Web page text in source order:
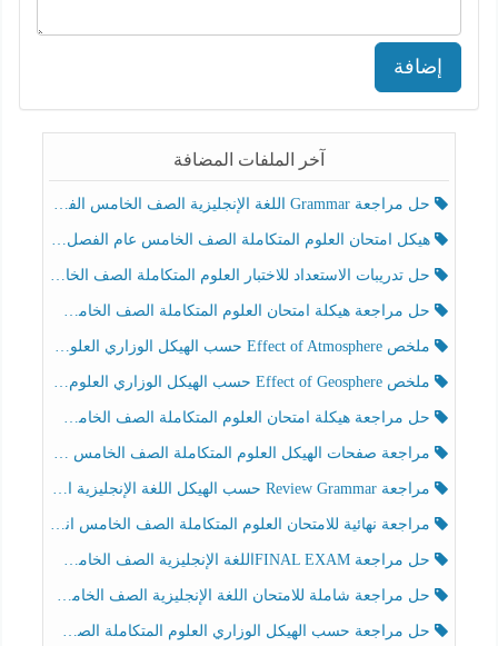
إضافة
آخر الملفات المضافة
حل مراجعة Grammar اللغة الإنجليزية الصف الخامس الفصل الثالث
هيكل امتحان العلوم المتكاملة الصف الخامس عام الفصل الدراسي الثالث 2025-2026
حل تدريبات الاستعداد للاختبار العلوم المتكاملة الصف الخامس عام الفصل الثالث
حل مراجعة هيكلة امتحان العلوم المتكاملة الصف الخامس انسبير الفصل الثالث
ملخص Effect of Atmosphere حسب الهيكل الوزاري العلوم المتكاملة الصف الخامس انسبير الفصل الثالث
ملخص Effect of Geosphere حسب الهيكل الوزاري العلوم المتكاملة الصف الخامس انسبير الفصل الثالث
حل مراجعة هيكلة امتحان العلوم المتكاملة الصف الخامس عام الفصل الثالث
مراجعة صفحات الهيكل العلوم المتكاملة الصف الخامس انسبير الفصل الثالث
مراجعة Review Grammar حسب الهيكل اللغة الإنجليزية الصف الخامس الفصل الثالث
مراجعة نهائية للامتحان العلوم المتكاملة الصف الخامس انسبير الفصل الثالث
حل مراجعة FINAL EXAMاللغة الإنجليزية الصف الخامس الفصل الثالث
حل مراجعة شاملة للامتحان اللغة الإنجليزية الصف الخامس الفصل الثالث
حل مراجعة حسب الهيكل الوزاري العلوم المتكاملة الصف الخامس عام الفصل الثالث